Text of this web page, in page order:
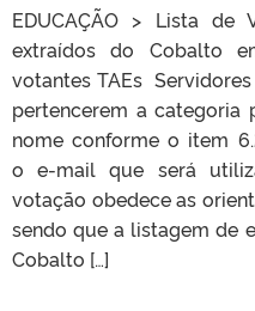
EDUCAÇÃO > Lista de
extraídos do Cobalto
votantes TAEs
pertencerem a categoria
nome conforme o item
o e-mail que será
votação obedece as
sendo que a listagem de
Cobalto […]